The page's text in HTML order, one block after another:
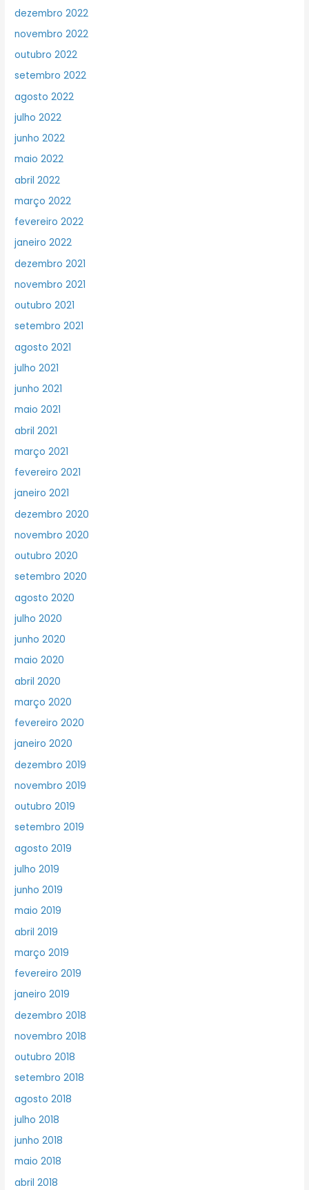
dezembro 2022
novembro 2022
outubro 2022
setembro 2022
agosto 2022
julho 2022
junho 2022
maio 2022
abril 2022
março 2022
fevereiro 2022
janeiro 2022
dezembro 2021
novembro 2021
outubro 2021
setembro 2021
agosto 2021
julho 2021
junho 2021
maio 2021
abril 2021
março 2021
fevereiro 2021
janeiro 2021
dezembro 2020
novembro 2020
outubro 2020
setembro 2020
agosto 2020
julho 2020
junho 2020
maio 2020
abril 2020
março 2020
fevereiro 2020
janeiro 2020
dezembro 2019
novembro 2019
outubro 2019
setembro 2019
agosto 2019
julho 2019
junho 2019
maio 2019
abril 2019
março 2019
fevereiro 2019
janeiro 2019
dezembro 2018
novembro 2018
outubro 2018
setembro 2018
agosto 2018
julho 2018
junho 2018
maio 2018
abril 2018